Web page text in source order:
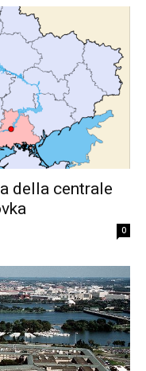
della centrale
0